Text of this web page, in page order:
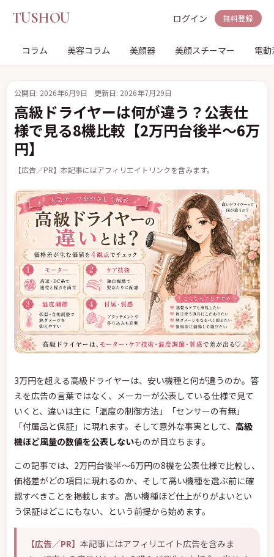
TUSHOU ログイン 無料登録
コラム 美容コラム 美顔器 美顔スチーマー 電
公開日: 2026年6月9日 更新日: 2026年7月29日
高級ドライヤーは何が違う？公表仕
様で見る8機比較【2万円台後半〜6万
円】
【広告／PR】本記事にはアフィリエイトリンクを含みます。
3万円を超える高級ドライヤーは、安い機種と何が違うのか。答
えを広告の言葉ではなく、メーカーが公表している仕様で見て
いくと、違いは主に「温度の制御方法」「センサーの有無」
「付属品と保証」に現れます。そして意外な事実として、 高級
機ほど風量の数値を公表しないものが目立ちます。
この記事では、2万円台後半〜6万円の8機を公表仕様で比較し、
価格差がどの項目に現れるのか、そして高い機種を選ぶ前に確
認すべきことを掲載します。高い機種ほど仕上がりがよいとい
う保証はどこにもない、という前提から始めます。
【広告／PR】 本記事にはアフィリエイト広告を含みま